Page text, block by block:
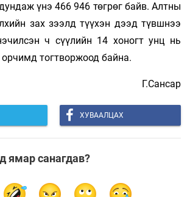
үнэ 466 946 төгрөг байв. Алтны
зах зээлд түүхэн дээд түвшнээ
ч сүүлийн 14 хоногт унц нь
тогтворжоод байна.
Г.Сансар
ХУВААЛЦАХ
ямар санагдав?